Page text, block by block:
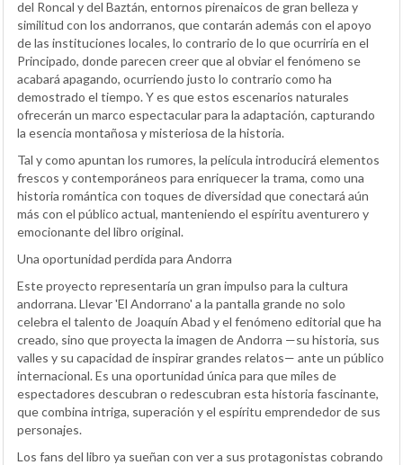
del Roncal y del Baztán, entornos pirenaicos de gran belleza y
similitud con los andorranos, que contarán además con el apoyo
de las instituciones locales, lo contrario de lo que ocurriría en el
Principado, donde parecen creer que al obviar el fenómeno se
acabará apagando, ocurriendo justo lo contrario como ha
demostrado el tiempo. Y es que estos escenarios naturales
ofrecerán un marco espectacular para la adaptación, capturando
la esencia montañosa y misteriosa de la historia.
Tal y como apuntan los rumores, la película introducirá elementos
frescos y contemporáneos para enriquecer la trama, como una
historia romántica con toques de diversidad que conectará aún
más con el público actual, manteniendo el espíritu aventurero y
emocionante del libro original.
Una oportunidad perdida para Andorra
Este proyecto representaría un gran impulso para la cultura
andorrana. Llevar 'El Andorrano' a la pantalla grande no solo
celebra el talento de Joaquín Abad y el fenómeno editorial que ha
creado, sino que proyecta la imagen de Andorra —su historia, sus
valles y su capacidad de inspirar grandes relatos— ante un público
internacional. Es una oportunidad única para que miles de
espectadores descubran o redescubran esta historia fascinante,
que combina intriga, superación y el espíritu emprendedor de sus
personajes.
Los fans del libro ya sueñan con ver a sus protagonistas cobrando